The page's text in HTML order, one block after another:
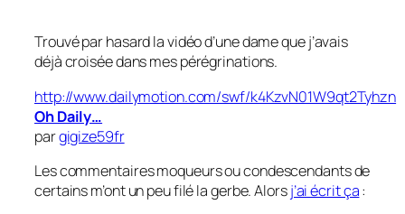
Trouvé par hasard la vidéo d’une dame que j’avais
déjà croisée dans mes pérégrinations.
http://www.dailymotion.com/swf/k4KzvN01W9qt2Tyhzn
Oh Daily…
pargigize59fr
Les commentaires moqueurs ou condescendants de
certains m’ont un peu filé la gerbe. Alorsj’ai écrit ça: